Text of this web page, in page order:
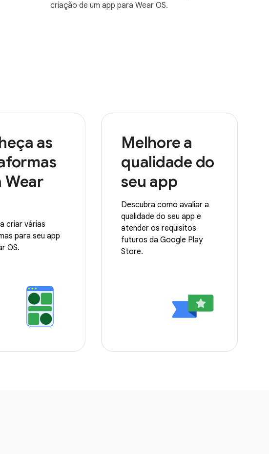
criação de um app para Wear OS.
as
Wear
criar várias
para seu app
OS.
Melhore a
qualidade do
seu app
Descubra como avaliar a
qualidade do seu app e
atender os requisitos
futuros da Google Play
Store.